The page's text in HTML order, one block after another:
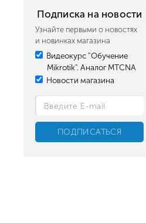
Подписка на новости
Узнайте первыми о новостях
и новинках магазина
Видеокурс "Обучение
Mikrotik". Аналог MTCNA
Новости магазина